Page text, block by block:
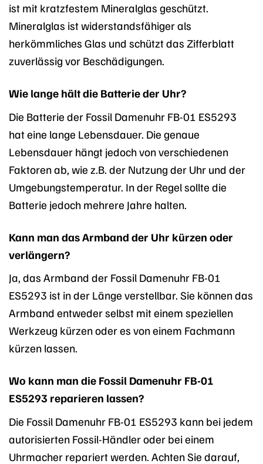
ist mit kratzfestem Mineralglas geschützt.
Mineralglas ist widerstandsfähiger als
herkömmliches Glas und schützt das Zifferblatt
zuverlässig vor Beschädigungen.
Wie lange hält die Batterie der Uhr?
Die Batterie der Fossil Damenuhr FB-01 ES5293
hat eine lange Lebensdauer. Die genaue
Lebensdauer hängt jedoch von verschiedenen
Faktoren ab, wie z.B. der Nutzung der Uhr und der
Umgebungstemperatur. In der Regel sollte die
Batterie jedoch mehrere Jahre halten.
Kann man das Armband der Uhr kürzen oder
verlängern?
Ja, das Armband der Fossil Damenuhr FB-01
ES5293 ist in der Länge verstellbar. Sie können das
Armband entweder selbst mit einem speziellen
Werkzeug kürzen oder es von einem Fachmann
kürzen lassen.
Wo kann man die Fossil Damenuhr FB-01
ES5293 reparieren lassen?
Die Fossil Damenuhr FB-01 ES5293 kann bei jedem
autorisierten Fossil-Händler oder bei einem
Uhrmacher repariert werden. Achten Sie darauf,